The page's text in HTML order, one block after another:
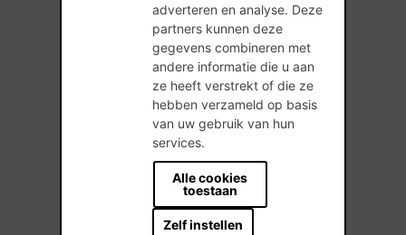
adverteren en analyse. Deze
partners kunnen deze
gegevens combineren met
andere informatie die u aan
ze heeft verstrekt of die ze
hebben verzameld op basis
van uw gebruik van hun
services.
Alle cookies
toestaan
Zelf instellen